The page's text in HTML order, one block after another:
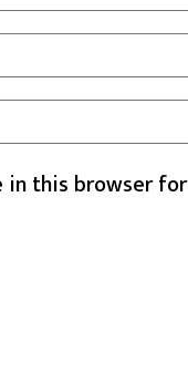
in this browser